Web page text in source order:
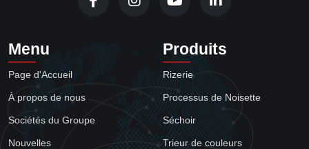
Menu
Page d'Accueil
À propos de nous
Sociétés du Groupe
Nouvelles
Produits
Rizerie
Processus de Noisette
Séchoir
Trieur de couleurs